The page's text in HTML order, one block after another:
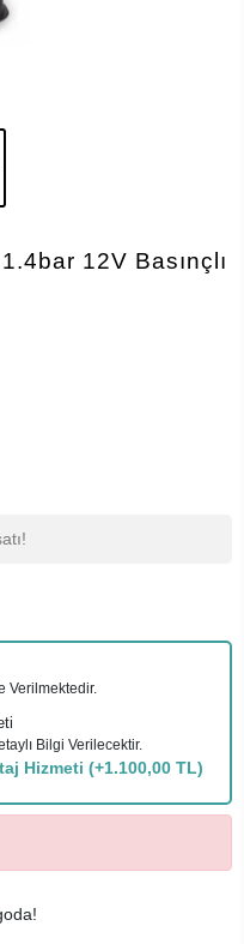
12V Basınçlı
Verilmektedir.
Bilgi Verilecektir.
Hizmeti (+1.100,00 TL)